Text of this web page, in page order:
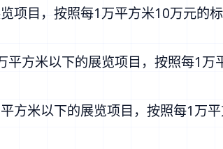
项目，按照每1万平方米10万元的
方米以下的展览项目，按照每1万
方米以下的展览项目，按照每1万平